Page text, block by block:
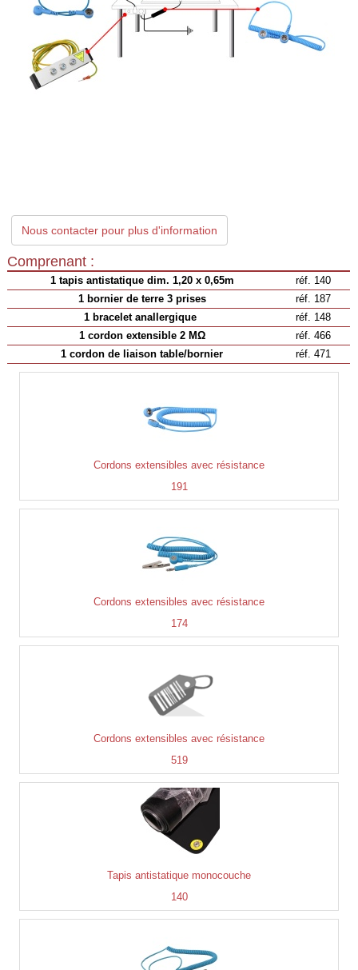
Nous contacter pour plus d'information
Comprenant :
1 tapis antistatique dim. 1,20 x 0,65m
réf. 140
1 bornier de terre 3 prises
réf. 187
1 bracelet anallergique
réf. 148
1 cordon extensible 2 MΩ
réf. 466
1 cordon de liaison table/bornier
réf. 471
Cordons extensibles avec résistance
191
Cordons extensibles avec résistance
174
Cordons extensibles avec résistance
519
Tapis antistatique monocouche
140